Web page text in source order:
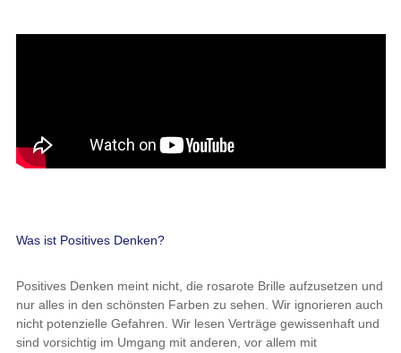
Was ist Positives Denken?
Positives Denken meint nicht, die rosarote Brille aufzusetzen und
nur alles in den schönsten Farben zu sehen. Wir ignorieren auch
nicht potenzielle Gefahren. Wir lesen Verträge gewissenhaft und
sind vorsichtig im Umgang mit anderen, vor allem mit